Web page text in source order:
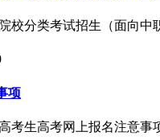
校分类考试招生（面向
项
考生高考网上报名注意事